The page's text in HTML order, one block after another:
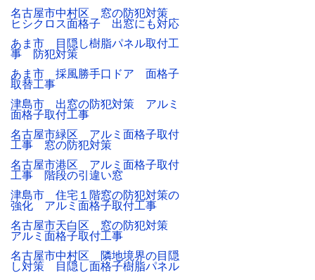
名古屋市中村区 窓の防犯対策
ヒシクロス面格子 出窓にも対応
あま市 目隠し樹脂パネル取付工
事 防犯対策
あま市 採風勝手口ドア 面格子
取替工事
津島市 出窓の防犯対策 アルミ
面格子取付工事
名古屋市緑区 アルミ面格子取付
工事 窓の防犯対策
名古屋市港区 アルミ面格子取付
工事 階段の引違い窓
津島市 住宅１階窓の防犯対策の
強化 アルミ面格子取付工事
名古屋市天白区 窓の防犯対策
アルミ面格子取付工事
名古屋市中村区 隣地境界の目隠
し対策 目隠し面格子樹脂パネル